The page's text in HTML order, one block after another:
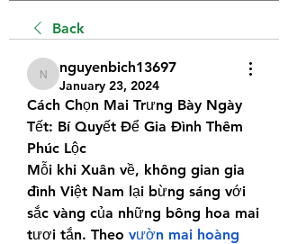
Back
nguyenbich13697
nguyenbich13697
January 23, 2024
Cách Chọn Mai Trưng Bày Ngày
Tết: Bí Quyết Để Gia Đình Thêm
Phúc Lộc
Mỗi khi Xuân về, không gian gia
đình Việt Nam lại bừng sáng với
sắc vàng của những bông hoa mai
tươi tắn. Theo vườn mai hoàng